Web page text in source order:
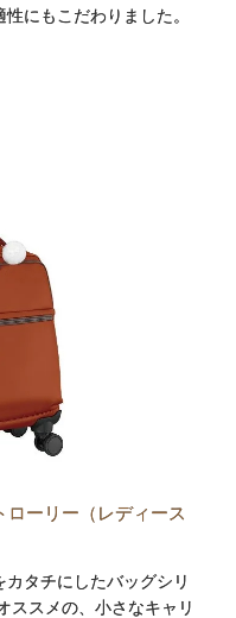
にもこだわりました。
ーリー（レディース
タチにしたバッグシリ
ススメの、小さなキャリ